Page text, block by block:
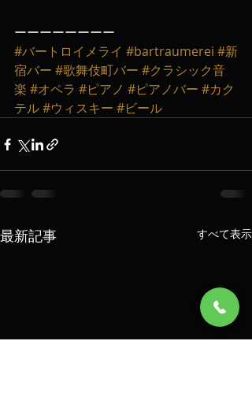
ーーーーーーーー
#バートロイメライ #bartraumerei #新
宿バー #歌舞伎町バー #クラシック音
楽 #オペラ #ピアノ #ピアノバー #カク
テル#ウィスキー #ビール
最新記事 すべて表示